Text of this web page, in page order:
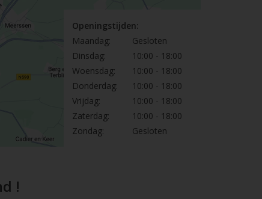
Openingstijden:
Maandag:
Gesloten
Dinsdag:
10:00 - 18:00
Woensdag:
10:00 - 18:00
Donderdag:
10:00 - 18:00
Vrijdag:
10:00 - 18:00
Zaterdag:
10:00 - 18:00
Zondag:
Gesloten
!